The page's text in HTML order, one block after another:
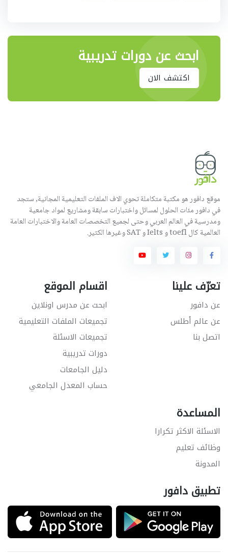
ابحث عن دورات تدريبية
اكتشف الان
موقع دافور هو مكتبة متكاملة تحوي الاف الملفات التعليمية المجانية, ستجد
في دافور مئات الحلول لمسائل واختبارات سابقة ومشاريع لمواد جامعية
ومدرسية في العالم العربي وحتى لجميع التخصصات العامة والاختبارات العامة
العالمية كال toefl و Ielts و SAT وغيرها الكثير.
تعرّف علينا
عن دافور
عن عالم أطلس
اتصل بنا
اقسام الموقع
ابحث عن مدرس اونلاين
تجميعات الملفات التعليمية
تجميعات الاسئلة
دورات تدريبية
دليل الجامعات
حساب المعدل الجامعي
المساعدة
الاسئلة الاكثر تكرارا
وظائف تعليم
المدونة
تطبيق دافور